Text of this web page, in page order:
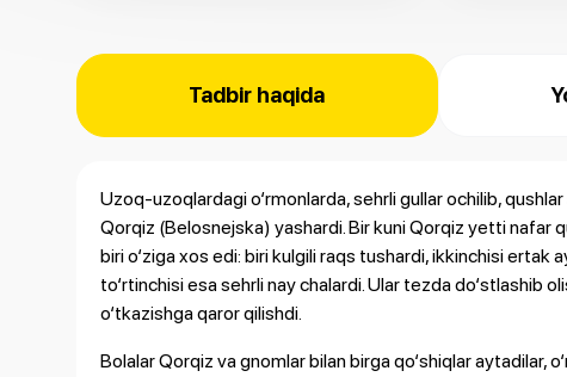
Tadbir haqida
Uzoq-uzoqlardagi o‘rmonlarda, sehrli gullar ochilib,
Qorqiz (Belosnejska) yashardi. Bir kuni Qorqiz yetti nafar
biri o‘ziga xos edi: biri kulgili raqs tushardi, ikkinchisi ertak
to‘rtinchisi esa sehrli nay chalardi. Ular tezda do‘stlashib
o‘tkazishga qaror qilishdi.
Bolalar Qorqiz va gnomlar bilan birga qo‘shiqlar aytadilar,